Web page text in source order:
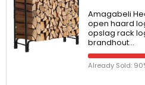
Amagabeli
open haard
opslag rack
brandhout…
Already Sold: